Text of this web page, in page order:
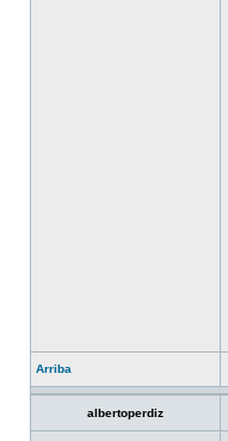
Arriba
albertoperdiz